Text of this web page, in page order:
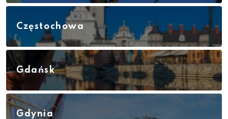
Częstochowa
Gdańsk
Gdynia